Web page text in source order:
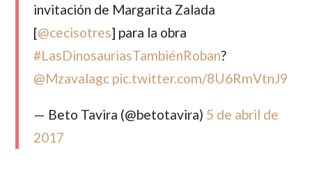
invitación de Margarita Zalada
[@cecisotres] para la obra
#LasDinosauriasTambiénRoban?
@Mzavalagc pic.twitter.com/8U6RmVtnJ9
— Beto Tavira (@betotavira) 5 de abril de
2017